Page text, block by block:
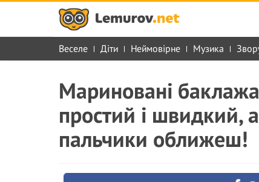
Веселе Діти Неймовірне Музика
Мариновані
простий і швидкий,
пальчики оближеш!